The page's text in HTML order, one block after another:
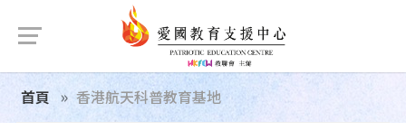
首頁 香港航天科普教育基地